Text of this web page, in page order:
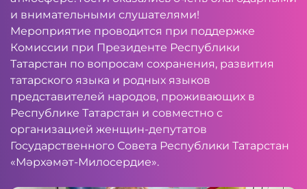
и внимательными слушателями!
Мероприятие проводится при поддержке
Комиссии при Президенте Республики
Татарстан по вопросам сохранения, развития
татарского языка и родных языков
представителей народов, проживающих в
Республике Татарстан и совместно с
организацией женщин-депутатов
Государственного Совета Республики Татарстан
«Мәрхәмәт-Милосердие».